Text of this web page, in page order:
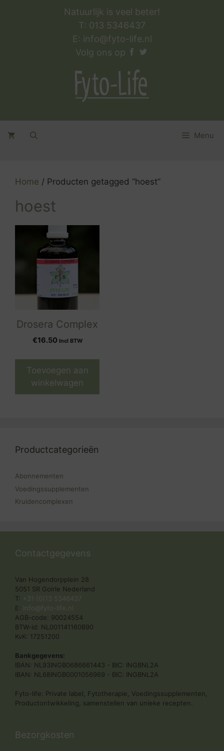
Natuurlijk is veel beter!
T: 013 5346437
E: info@fyto-life.nl
Volg ons op
Menu
Home / Producten getagged “hoest”
hoest
Drosera Complex
€16.50 Incl BTW
Toevoegen aan
winkelwagen
Productcategorieën
Abonnementen
Voedingssupplementen
Kruidencomplexen
Contactgegevens
Van Hogendorpplein 28
5051 SR Goirle Nederland
T: +31 (0)13 5346437
E: info@fyto-life.nl
AGB-code: 90024554
BTW-id: NL001141160B90
KvK: 17251200
Bankgegevens:
IBAN: NL93INGB0686661443 - BIC: INGBNL2A
IBAN: NL68INGB0001056969 - BIC: INGBNL2A
Fyto-life: Private label, Fytotherapie, Voedingssupplementen,
Productontwikkeling, samenstellen van unieke recepten.
Bezorgkosten